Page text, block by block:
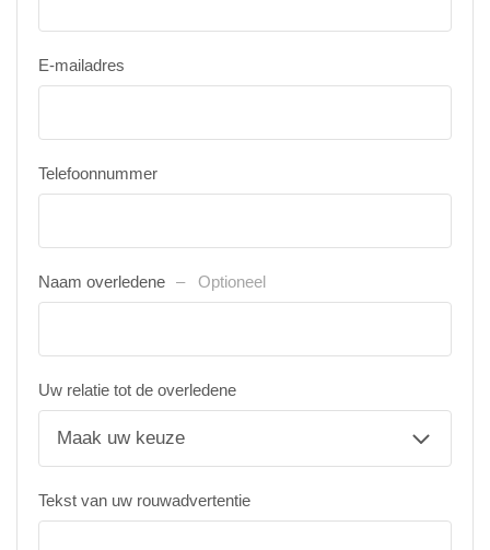
E-mailadres
Telefoonnummer
Naam overledene Optioneel
Uw relatie tot de overledene
Tekst van uw rouwadvertentie